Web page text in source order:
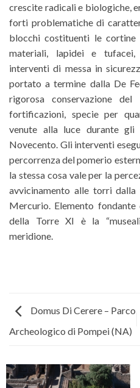
crescite radicali e biologiche,
forti problematiche di
blocchi costituenti le
materiali, lapidei e
interventi di messa in
portato a termine dalla De
rigorosa conservazione
fortificazioni, specie per
venute alla luce durante
Novecento. Gli interventi
percorrenza del pomerio
la stessa cosa vale per la
avvicinamento alle torri
Mercurio. Elemento
della Torre XI è la
meridione.
Domus Di Cerere – Parco
Archeologico di Pompei (NA)